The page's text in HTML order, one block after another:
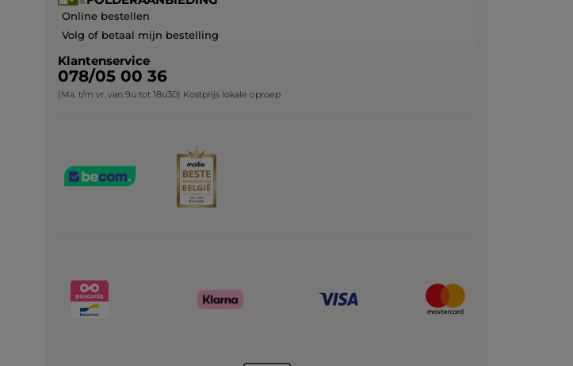
Online bestellen
Volg of betaal mijn bestelling
Klantenservice
078/05 00 36
(Ma. t/m vr. van 9u tot 18u30) Kostprijs lokale oproep